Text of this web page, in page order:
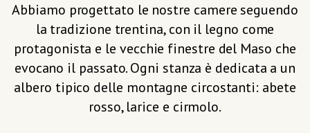
Abbiamo progettato le nostre camere seguendo
la tradizione trentina, con il legno come
protagonista e le vecchie finestre del Maso che
evocano il passato. Ogni stanza è dedicata a un
albero tipico delle montagne circostanti: abete
rosso, larice e cirmolo.